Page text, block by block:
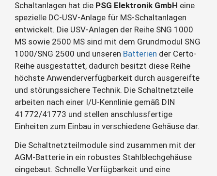
Schaltanlagen hat die PSG Elektronik GmbH eine
spezielle DC-USV-Anlage für MS-Schaltanlagen
entwickelt. Die USV-Anlagen der Reihe SNG 1000
MS sowie 2500 MS sind mit dem Grundmodul SNG
1000/SNG 2500 und unseren Batterien der Certo-
Reihe ausgestattet, dadurch besitzt diese Reihe
höchste Anwenderverfügbarkeit durch ausgereifte
und störungssichere Technik. Die Schaltnetzteile
arbeiten nach einer I/U-Kennlinie gemäß DIN
41772/41773 und stellen anschlussfertige
Einheiten zum Einbau in verschiedene Gehäuse dar.
Die Schaltnetzteilmodule sind zusammen mit der
AGM-Batterie in ein robustes Stahlblechgehäuse
eingebaut. Schnelle Verfügbarkeit und eine